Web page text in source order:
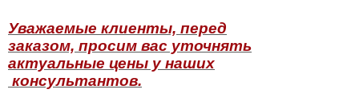
Уважаемые клиенты, перед
заказом, просим вас уточнять
актуальные цены у наших
консультантов.